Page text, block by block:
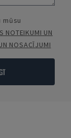
NOTEIKUMI UN
NOSACĪJUMI